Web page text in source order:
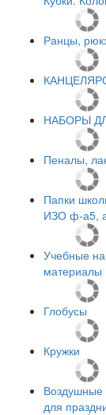
Ранцы,
НАБОРЫ
Пеналы,
Папки
ИЗО ф-а5,
Учебные
материалы
Глобусы
Кружки
Воздушные
для